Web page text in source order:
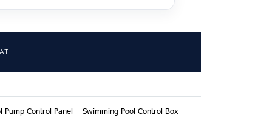
Pump Control Panel
Swimming Pool Control Box